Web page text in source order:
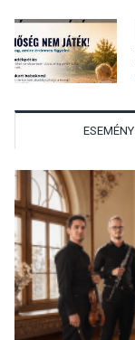
ESEMÉNY